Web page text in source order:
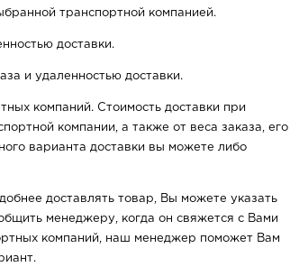
транспортной компанией.
доставки.
и удаленностью доставки.
компаний. Стоимость доставки при
компании, а также от веса заказа, его
варианта доставки вы можете либо
доставлять товар, Вы можете указать
менеджеру, когда он свяжется с Вами
компаний, наш менеджер поможет Вам